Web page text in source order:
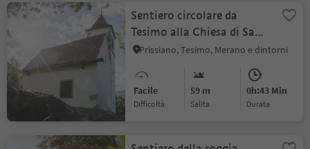
Sentiero circolare da
Tesimo alla Chiesa di San
Cristoforo
Prissiano, Tesimo, Merano e dintorni
Facile
Difficoltà
59 m
Salita
0h:43 Min
durata